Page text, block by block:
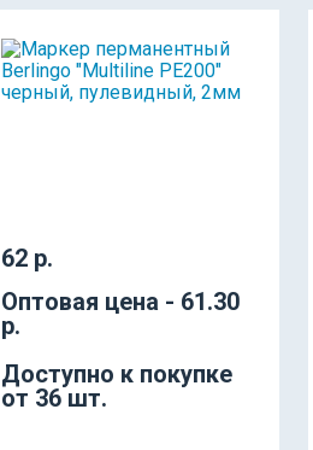
62 р.
Оптовая цена - 61.30
р.
Доступно к покупке
от 36 шт.